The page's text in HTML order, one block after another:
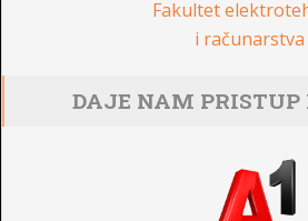
Fakultet
i računarstva
DAJE NAM PRISTUP